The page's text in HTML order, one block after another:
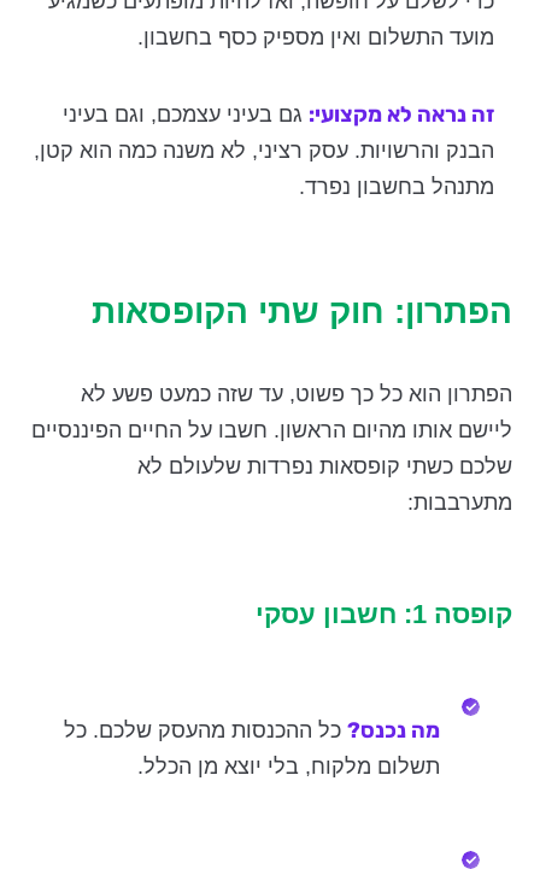
מועד התשלום ואין מספיק כסף בחשבון.
זה נראה לא מקצועי: גם בעיני עצמכם, וגם בעיני
הבנק והרשויות. עסק רציני, לא משנה כמה הוא קטן,
מתנהל בחשבון נפרד.
הפתרון: חוק שתי הקופסאות
הפתרון הוא כל כך פשוט, עד שזה כמעט פשע לא
ליישם אותו מהיום הראשון. חשבו על החיים הפיננסיים
שלכם כשתי קופסאות נפרדות שלעולם לא
מתערבבות:
קופסה 1: חשבון עסקי
מה נכנס? כל ההכנסות מהעסק שלכם. כל
תשלום מלקוח, בלי יוצא מן הכלל.